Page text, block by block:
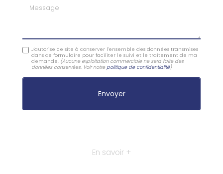
Message
J'autorise ce site à conserver l'ensemble des données transmises
dans ce formulaire pour faciliter le suivi et le traitement de ma
demande. (Aucune exploitation commerciale ne sera faite des
données conservées. Voir notrepolitique de confidentialité)
En savoir +